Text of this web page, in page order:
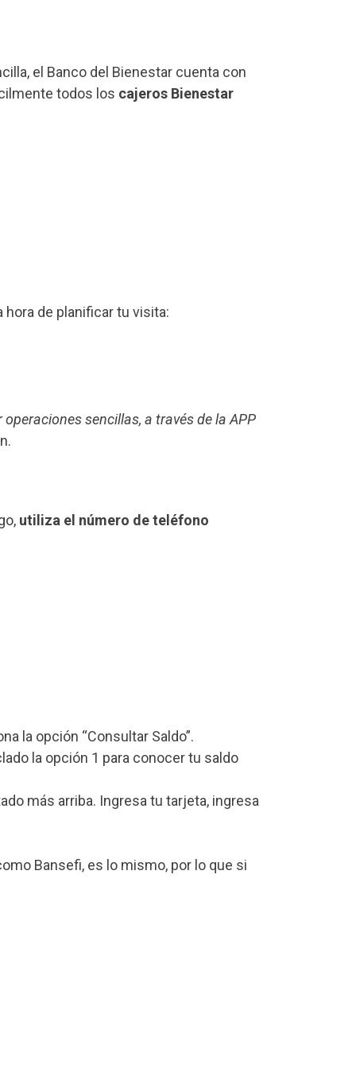
el Banco del Bienestar cuenta con
todos los cajeros Bienestar
hora de planificar tu visita:
sencillas, a través de la APP
utiliza el número de teléfono
la opción “Consultar Saldo”.
la opción 1 para conocer tu saldo
más arriba. Ingresa tu tarjeta, ingresa
Bansefi, es lo mismo, por lo que si